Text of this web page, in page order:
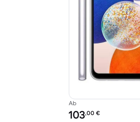
Ab
Preis des erneuerten
103,00 €